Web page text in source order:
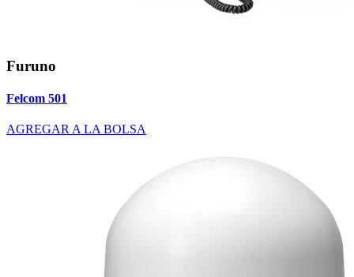
Furuno
Felcom 501
AGREGAR A LA BOLSA